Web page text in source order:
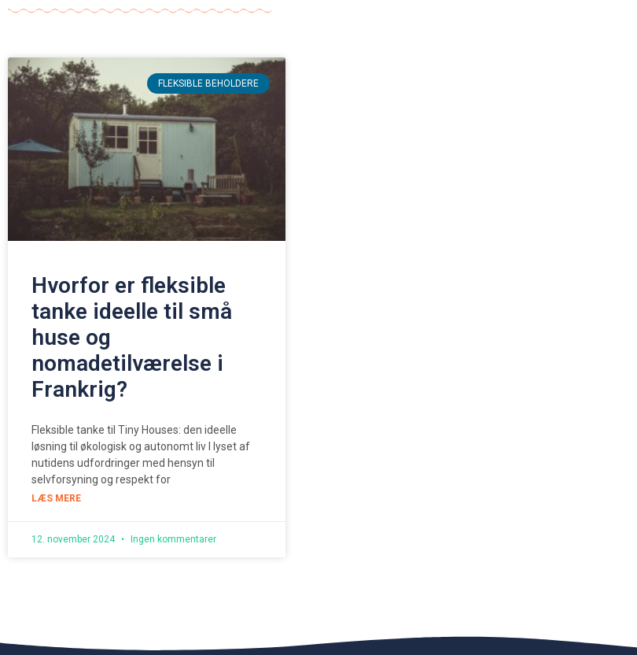
FLEKSIBLE BEHOLDERE
Hvorfor er fleksible
tanke ideelle til små
huse og
nomadetilværelse i
Frankrig?
Fleksible tanke til Tiny Houses: den ideelle
løsning til økologisk og autonomt liv I lyset af
nutidens udfordringer med hensyn til
selvforsyning og respekt for
LÆS MERE
12. november 2024 Ingen kommentarer